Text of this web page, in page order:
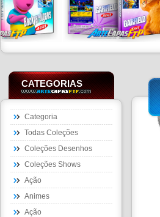
CATEGORIAS
Categoria
Todas Coleções
Coleções Desenhos
Coleções Shows
Ação
Animes
Ação